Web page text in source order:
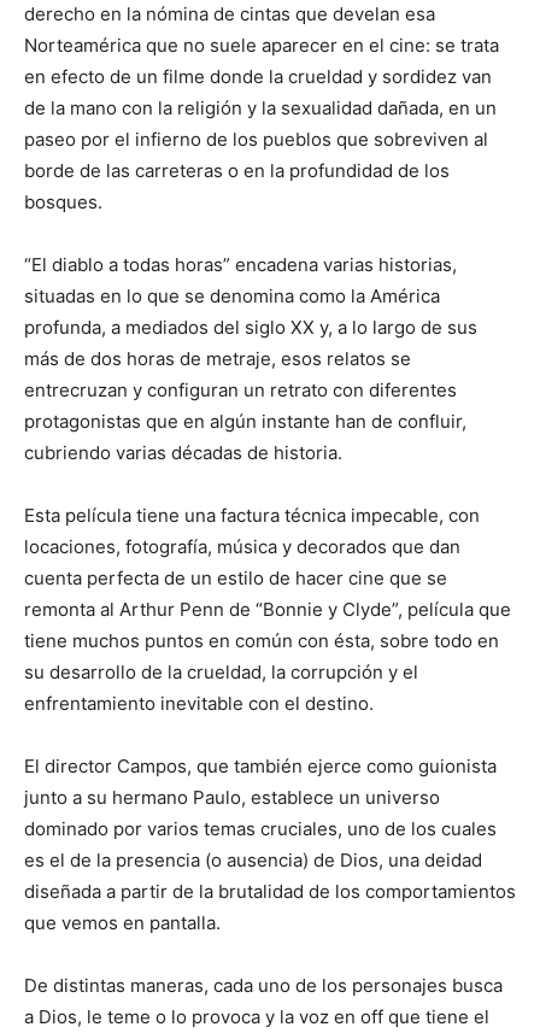
derecho en la nómina de cintas que develan esa
Norteamérica que no suele aparecer en el cine: se trata
en efecto de un filme donde la crueldad y sordidez van
de la mano con la religión y la sexualidad dañada, en un
paseo por el infierno de los pueblos que sobreviven al
borde de las carreteras o en la profundidad de los
bosques.
“El diablo a todas horas” encadena varias historias,
situadas en lo que se denomina como la América
profunda, a mediados del siglo XX y, a lo largo de sus
más de dos horas de metraje, esos relatos se
entrecruzan y configuran un retrato con diferentes
protagonistas que en algún instante han de confluir,
cubriendo varias décadas de historia.
Esta película tiene una factura técnica impecable, con
locaciones, fotografía, música y decorados que dan
cuenta perfecta de un estilo de hacer cine que se
remonta al Arthur Penn de “Bonnie y Clyde”, película que
tiene muchos puntos en común con ésta, sobre todo en
su desarrollo de la crueldad, la corrupción y el
enfrentamiento inevitable con el destino.
El director Campos, que también ejerce como guionista
junto a su hermano Paulo, establece un universo
dominado por varios temas cruciales, uno de los cuales
es el de la presencia (o ausencia) de Dios, una deidad
diseñada a partir de la brutalidad de los comportamientos
que vemos en pantalla.
De distintas maneras, cada uno de los personajes busca
a Dios, le teme o lo provoca y la voz en off que tiene el